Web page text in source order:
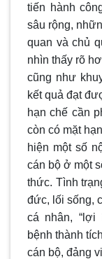
tiến hành
sâu rộng,
quan và chủ
nhìn thấy rõ
cũng như
kết quả đạt
hạn chế cần
còn có mặt
hiện một số
cán bộ ở một
thức. Tình
đức, lối sống,
cá nhân, “lợi
bệnh thành
cán bộ, đảng